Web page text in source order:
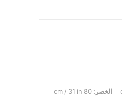
الخصر: